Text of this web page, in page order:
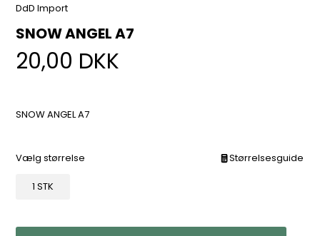
DdD Import
SNOW ANGEL A7
20,00 DKK
SNOW ANGEL A7
Vælg størrelse Størrelsesguide
1 STK